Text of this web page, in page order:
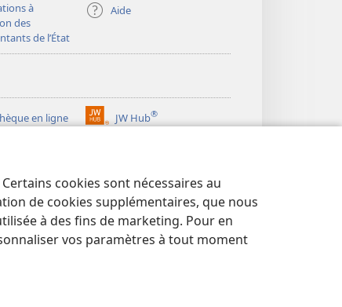
cookies sont nécessaires au
de cookies supplémentaires, que nous
à des fins de marketing. Pour en
vos paramètres à tout moment
à
des
de l’État
Aide
en ligne JW Hub®
(ouvre